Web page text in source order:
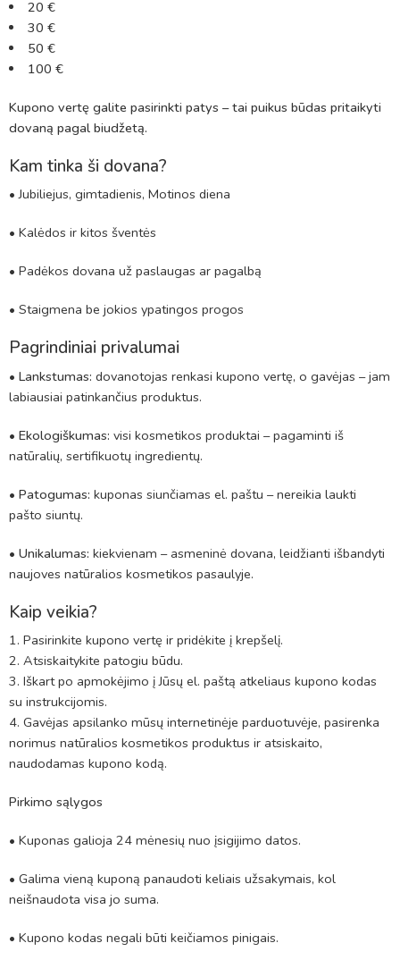
20 €
30 €
50 €
100 €
Kupono vertę galite pasirinkti patys – tai puikus būdas pritaikyti
dovaną pagal biudžetą.
Kam tinka ši dovana?
• Jubiliejus, gimtadienis, Motinos diena
• Kalėdos ir kitos šventės
• Padėkos dovana už paslaugas ar pagalbą
• Staigmena be jokios ypatingos progos
Pagrindiniai privalumai
• Lankstumas: dovanotojas renkasi kupono vertę, o gavėjas – jam
labiausiai patinkančius produktus.
• Ekologiškumas: visi kosmetikos produktai – pagaminti iš
natūralių, sertifikuotų ingredientų.
• Patogumas: kuponas siunčiamas el. paštu – nereikia laukti
pašto siuntų.
• Unikalumas: kiekvienam – asmeninė dovana, leidžianti išbandyti
naujoves natūralios kosmetikos pasaulyje.
Kaip veikia?
Pasirinkite kupono vertę ir pridėkite į krepšelį.
Atsiskaitykite patogiu būdu.
Iškart po apmokėjimo į Jūsų el. paštą atkeliaus kupono kodas
su instrukcijomis.
Gavėjas apsilanko mūsų internetinėje parduotuvėje, pasirenka
norimus natūralios kosmetikos produktus ir atsiskaito,
naudodamas kupono kodą.
Pirkimo sąlygos
• Kuponas galioja 24 mėnesių nuo įsigijimo datos.
• Galima vieną kuponą panaudoti keliais užsakymais, kol
neišnaudota visa jo suma.
• Kupono kodas negali būti keičiamos pinigais.